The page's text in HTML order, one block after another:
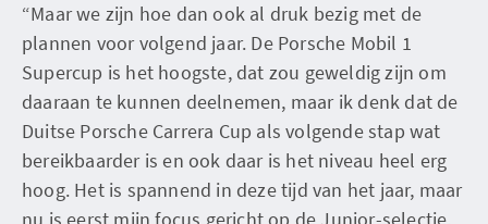
“Maar we zijn hoe dan ook al druk bezig met de
plannen voor volgend jaar. De Porsche Mobil 1
Supercup is het hoogste, dat zou geweldig zijn om
daaraan te kunnen deelnemen, maar ik denk dat de
Duitse Porsche Carrera Cup als volgende stap wat
bereikbaarder is en ook daar is het niveau heel erg
hoog. Het is spannend in deze tijd van het jaar, maar